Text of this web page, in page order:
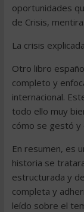
oportunidades
de Crisis,
La crisis
Otro libro
completo y
internacional.
todo ello muy
cómo se gestó y
En resumen, es
historia se
estructurada y
completa y
leído sobre el